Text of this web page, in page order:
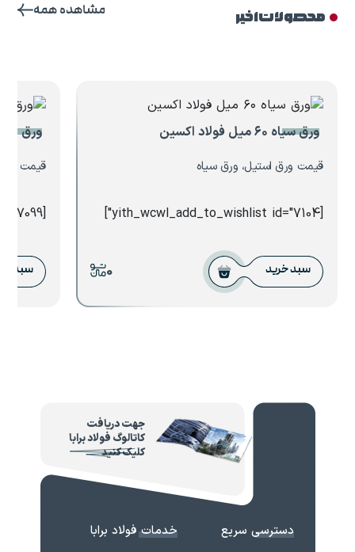
محصولات اخیر مشاهده همه
ورق سیاه ۶۰ میل فولاد اکسین
قیمت ورق استیل، ورق سیاه
[yith_wcwl_add_to_wishlist id="7104"]
سبد خرید 0
ورق ۲.۵ میل فولاد مبارکه
قیمت
[yith_wcwl_add_to_wishlist id="7099"]
سبد
جهت دریافت
کاتالوگ فولاد برابا
کلیک کنید
دسترسی سریع خدمات فولاد برابا